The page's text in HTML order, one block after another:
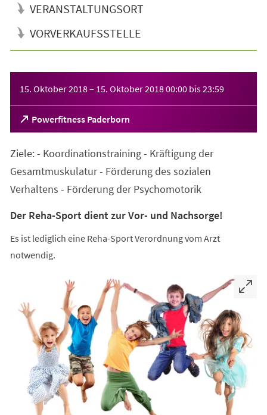
VERANSTALTUNGSORT
VORVERKAUFSSTELLE
15. Oktober 2018– 15. Oktober 201800:00 bis23:59
Powerfitness Paderborn
(Öffnet
in
neuen
Ziele: - Koordinationstraining - Kräftigung der
Gesamtmuskulatur - Förderung des sozialen
Verhaltens - Förderung der Psychomotorik
Der Reha-Sport dient zur Vor- und Nachsorge!
Es ist lediglich eine Reha-Sport Verordnung vom Arzt
notwendig.